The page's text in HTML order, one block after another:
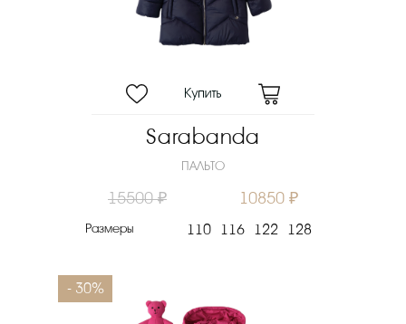
Sarabanda
ПАЛЬТО
15500 ₽ 10850 ₽
Размеры 110 116 122 128
- 30%